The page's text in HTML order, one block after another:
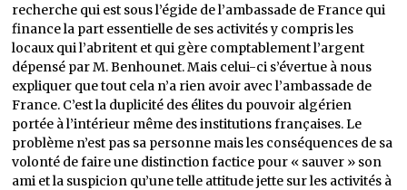
recherche qui est sous l’égide de l’ambassade de France qui
finance la part essentielle de ses activités y compris les
locaux qui l’abritent et qui gère comptablement l’argent
dépensé par M. Benhounet. Mais celui-ci s’évertue à nous
expliquer que tout cela n’a rien avoir avec l’ambassade de
France. C’est la duplicité des élites du pouvoir algérien
portée à l’intérieur même des institutions françaises. Le
problème n’est pas sa personne mais les conséquences de sa
volonté de faire une distinction factice pour « sauver » son
ami et la suspicion qu’une telle attitude jette sur les activités à